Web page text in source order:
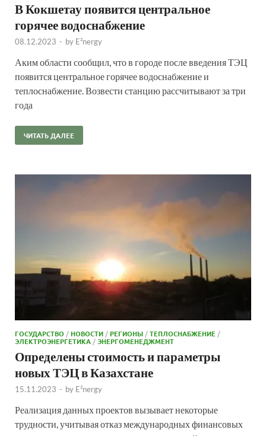
В Кокшетау появится центральное
горячее водоснабжение
08.12.2023 - by E²nergy
Аким области сообщил, что в городе после введения ТЭЦ
появится центральное горячее водоснабжение и
теплоснабжение. Возвести станцию рассчитывают за три
года
ЧИТАТЬ ДАЛЕЕ
ГОСУДАРСТВО /НОВОСТИ /РЕГИОНЫ /ТЕПЛОСНАБЖЕНИЕ /
ЭЛЕКТРОЭНЕРГЕТИКА /ЭНЕРГОМЕНЕДЖМЕНТ
Определены стоимость и параметры
новых ТЭЦ в Казахстане
15.11.2023 - by E²nergy
Реализация данных проектов вызывает некоторые
трудности, учитывая отказ международных финансовых